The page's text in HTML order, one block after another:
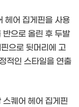
헤어 집게핀을 사용
으로 올린 후 두발
으로 뒷머리에 고
적인 스타일을 연출
퀘어 헤어 집게핀